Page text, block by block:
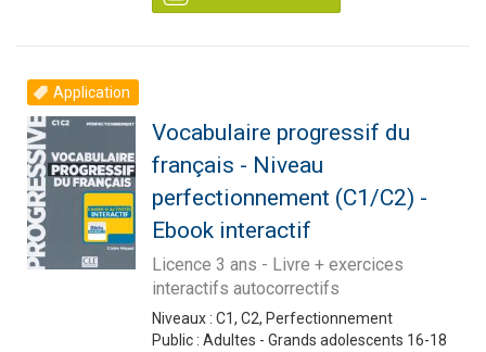
Application
Vocabulaire progressif du
français - Niveau
perfectionnement (C1/C2) -
Ebook interactif
Licence 3 ans - Livre + exercices
interactifs autocorrectifs
Niveaux : C1, C2, Perfectionnement
Public : Adultes - Grands adolescents 16-18